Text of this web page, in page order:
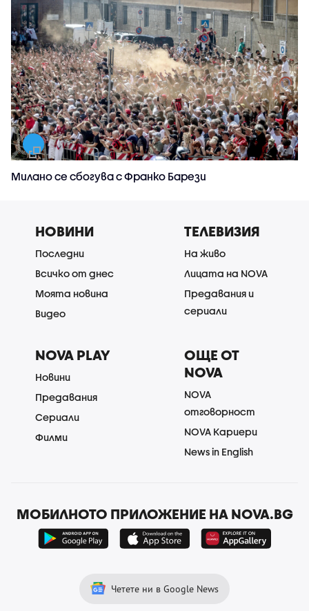
Милано се сбогува с Франко Барези
НОВИНИ
Последни
Всичко от днес
Моята новина
Видео
ТЕЛЕВИЗИЯ
На живо
Лицата на NOVA
Предавания и
сериали
NOVA PLAY
Новини
Предавания
Сериали
Филми
ОЩЕ ОТ
NOVA
NOVA
отговорност
NOVA Кариери
News in English
МОБИЛНОТО ПРИЛОЖЕНИЕ НА NOVA.BG
Четете ни в Google News